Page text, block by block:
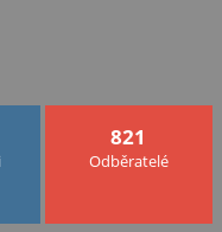
821
Odběratelé